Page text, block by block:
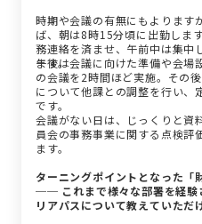
時期や会議の有無にもよります
ば、朝は8時15分頃に出勤しま
務連絡を済ませ、午前中は集中
ます。
午後は会議に向けた準備や会場
の会議を2時間ほど実施。その
について他課との調整を行い、
です。
会議がない日は、じっくりと資
員会の事務事業に関する点検評
ます。
ターニングポイントとなった「
── これまで様々な部署を経験
リアパスについて教えていただ